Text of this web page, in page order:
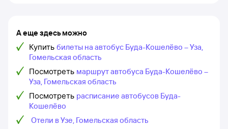
А еще здесь можно
Купить билеты на автобус Буда-Кошелёво – Уза,
Гомельская область
Посмотреть маршрут автобуса Буда-Кошелёво –
Уза, Гомельская область
Посмотреть расписание автобусов Буда-
Кошелёво
Отели в Узе, Гомельская область